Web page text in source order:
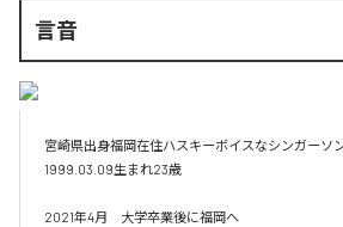
言音
宮崎県出身福岡在住ハスキーボイスなシンガーソ
1999.03.09生まれ23歳
2021年4月　大学卒業後に福岡へ